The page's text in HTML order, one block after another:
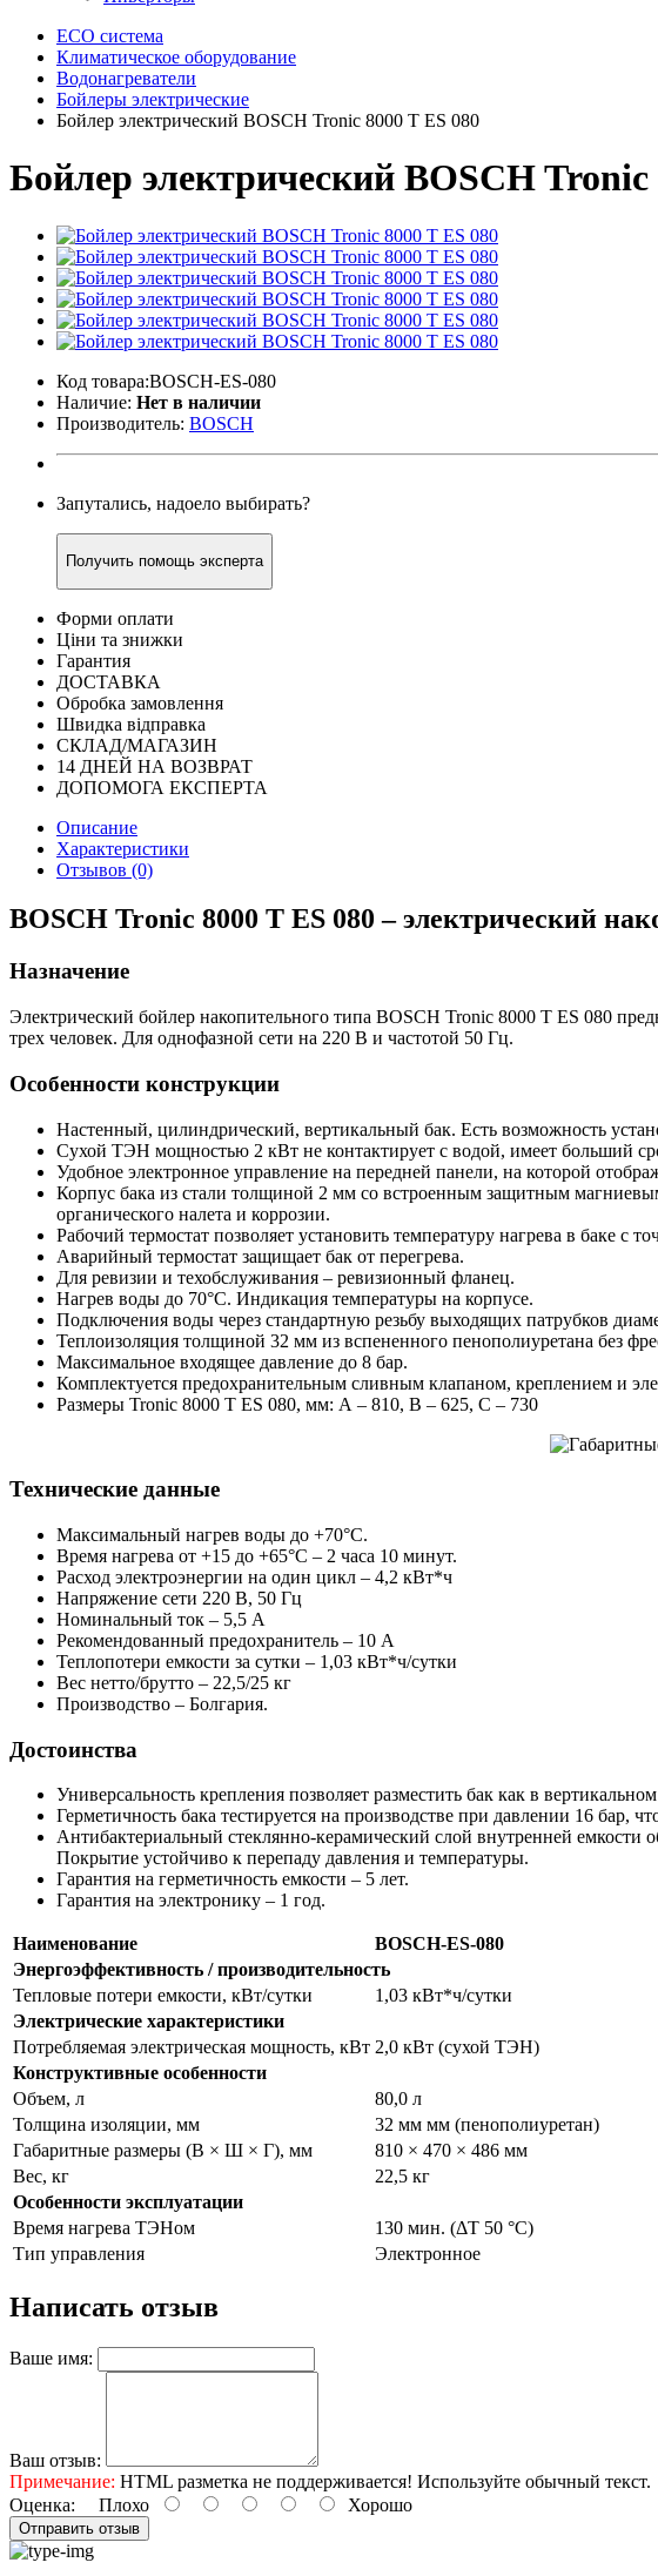
ECO система
Климатическое оборудование
Водонагреватели
Бойлеры электрические
Бойлер электрический BOSCH Tronic 8000 T ES 080
Бойлер электрический BOSCH Tronic
Код товара:BOSCH-ES-080
Наличие: Нет в наличии
Производитель: BOSCH
Запутались, надоело выбирать?
Получить помощь эксперта
Форми оплати
Ціни та знижки
Гарантия
ДОСТАВКА
Обробка замовлення
Швидка відправка
СКЛАД/МАГАЗИН
14 ДНЕЙ НА ВОЗВРАТ
ДОПОМОГА ЕКСПЕРТА
Описание
Характеристики
Отзывов (0)
BOSCH Tronic 8000 T ES 080 – электрический
Назначение
Электрический бойлер накопительного типа BOSCH Tronic 8000 T ES 080
трех человек. Для однофазной сети на 220 В и частотой 50 Гц.
Особенности конструкции
Настенный, цилиндрический, вертикальный бак. Есть возможность
Сухой ТЭН мощностью 2 кВт не контактирует с водой, имеет больший
Удобное электронное управление на передней панели, на которой
Корпус бака из стали толщиной 2 мм со встроенным защитным
органического налета и коррозии.
Рабочий термостат позволяет установить температуру нагрева в баке с
Аварийный термостат защищает бак от перегрева.
Для ревизии и техобслуживания – ревизионный фланец.
Нагрев воды до 70°С. Индикация температуры на корпусе.
Подключения воды через стандартную резьбу выходящих патрубков
Теплоизоляция толщиной 32 мм из вспененного пенополиуретана без
Максимальное входящее давление до 8 бар.
Комплектуется предохранительным сливным клапаном, креплением и
Размеры Tronic 8000 T ES 080, мм: А – 810, B – 625, C – 730
Технические данные
Максимальный нагрев воды до +70°С.
Время нагрева от +15 до +65°С – 2 часа 10 минут.
Расход электроэнергии на один цикл – 4,2 кВт*ч
Напряжение сети 220 В, 50 Гц
Номинальный ток – 5,5 А
Рекомендованный предохранитель – 10 А
Теплопотери емкости за сутки – 1,03 кВт*ч/сутки
Вес нетто/брутто – 22,5/25 кг
Производство – Болгария.
Достоинства
Универсальность крепления позволяет разместить бак как в
Герметичность бака тестируется на производстве при давлении 16
Антибактериальный стеклянно-керамический слой внутренней емкости
Покрытие устойчиво к перепаду давления и температуры.
Гарантия на герметичность емкости – 5 лет.
Гарантия на электронику – 1 год.
Наименование
BOSCH-ES-080
Энергоэффективность / производительность
Тепловые потери емкости, кВт/сутки
1,03 кВт*ч/сутки
Электрические характеристики
Потребляемая электрическая мощность, кВт 2,0 кВт (сухой ТЭН)
Конструктивные особенности
Объем, л
80,0 л
Толщина изоляции, мм
32 мм мм (пенополиуретан)
Габаритные размеры (В × Ш × Г), мм
810 × 470 × 486 мм
Вес, кг
22,5 кг
Особенности эксплуатации
Время нагрева ТЭНом
130 мин. (ΔT 50 °C)
Тип управления
Электронное
Написать отзыв
Ваше имя:
Ваш отзыв:
Примечание: HTML разметка не поддерживается! Используйте обычный текст.
Оценка: Плохо Хорошо
Отправить отзыв